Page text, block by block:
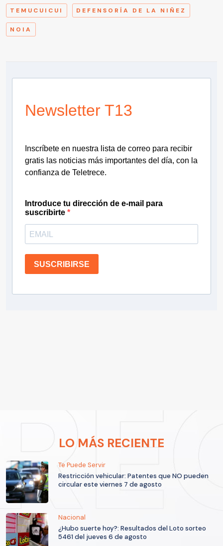
TEMUCUICUI DEFENSORÍA DE LA NIÑEZ
NOIA
Newsletter T13
Inscríbete en nuestra lista de correo para recibir
gratis las noticias más importantes del día, con la
confianza de Teletrece.
Introduce tu dirección de e-mail para
suscribirte
SUSCRIBIRSE
LO MÁS RECIENTE
Te Puede Servir
Restricción vehicular: Patentes que NO pueden
circular este viernes 7 de agosto
Nacional
¿Hubo suerte hoy?: Resultados del Loto sorteo
5461 del jueves 6 de agosto